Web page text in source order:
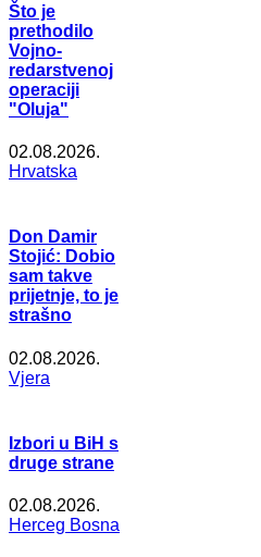
Što je
prethodilo
Vojno-
redarstvenoj
operaciji
"Oluja"
02.08.2026.
Hrvatska
Don Damir
Stojić: Dobio
sam takve
prijetnje, to je
strašno
02.08.2026.
Vjera
Izbori u BiH s
druge strane
02.08.2026.
Herceg Bosna